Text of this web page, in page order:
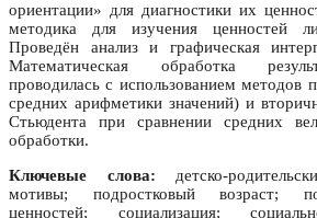
ориентации» для диагностики их
методика для изучения ценностей
Проведён анализ и графическая
Математическая обработка
проводилась с использованием методов
средних арифметики значений) и
Стьюдента при сравнении средних
обработки.
Ключевые слова: детско-
мотивы; подростковый возраст;
ценностей; социализация;